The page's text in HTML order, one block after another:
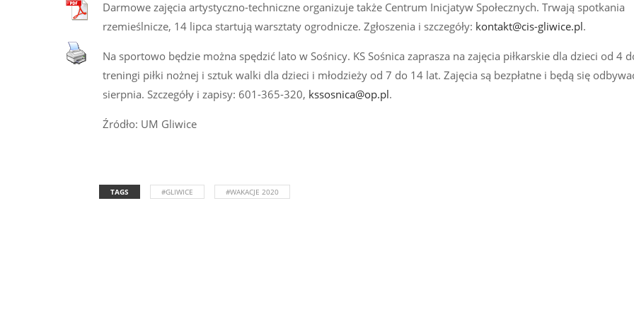
Darmowe zajęcia artystyczno-techniczne organizuje także Centrum Inicjatyw Społecznych. Trwają spotkania
rzemieślnicze, 14 lipca startują warsztaty ogrodnicze. Zgłoszenia i szczegóły: kontakt@cis-gliwice.pl.
Na sportowo będzie można spędzić lato w Sośnicy. KS Sośnica zaprasza na zajęcia piłkarskie dla dzieci od 4
treningi piłki nożnej i sztuk walki dla dzieci i młodzieży od 7 do 14 lat. Zajęcia są bezpłatne i będą się
sierpnia. Szczegóły i zapisy: 601-365-320, kssosnica@op.pl.
Źródło: UM Gliwice
TAGS #GLIWICE #WAKACJE 2020